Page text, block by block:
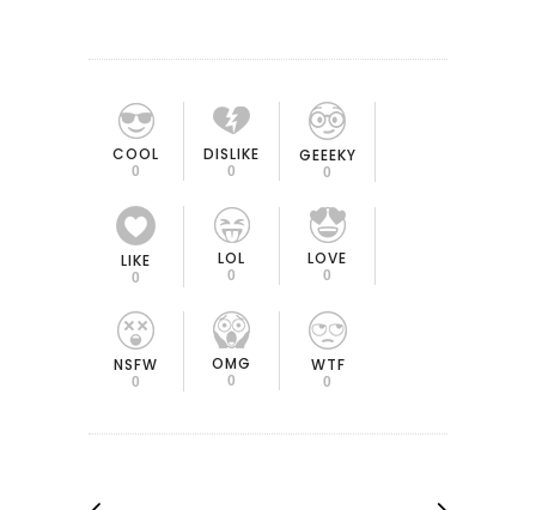
COOL
0
DISLIKE
0
GEEEKY
0
LIKE
0
LOL
0
LOVE
0
NSFW
0
OMG
0
WTF
0